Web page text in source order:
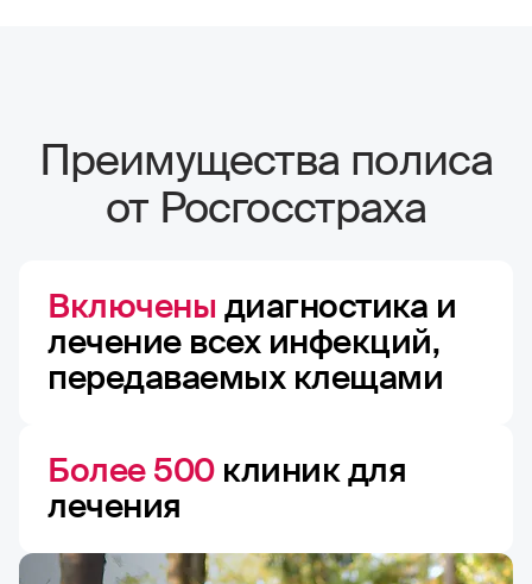
Преимущества полиса
от Росгосстраха
Включены диагностика и
лечение всех инфекций,
передаваемых клещами
Более 500клиник для
лечения